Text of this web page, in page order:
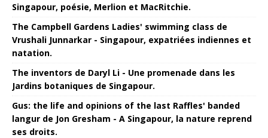
Singapour, poésie, Merlion et MacRitchie.
The Campbell Gardens Ladies' swimming class de
Vrushali Junnarkar - Singapour, expatriées indiennes et
natation.
The inventors de Daryl Li - Une promenade dans les
Jardins botaniques de Singapour.
Gus: the life and opinions of the last Raffles' banded
langur de Jon Gresham - A Singapour, la nature reprend
ses droits.